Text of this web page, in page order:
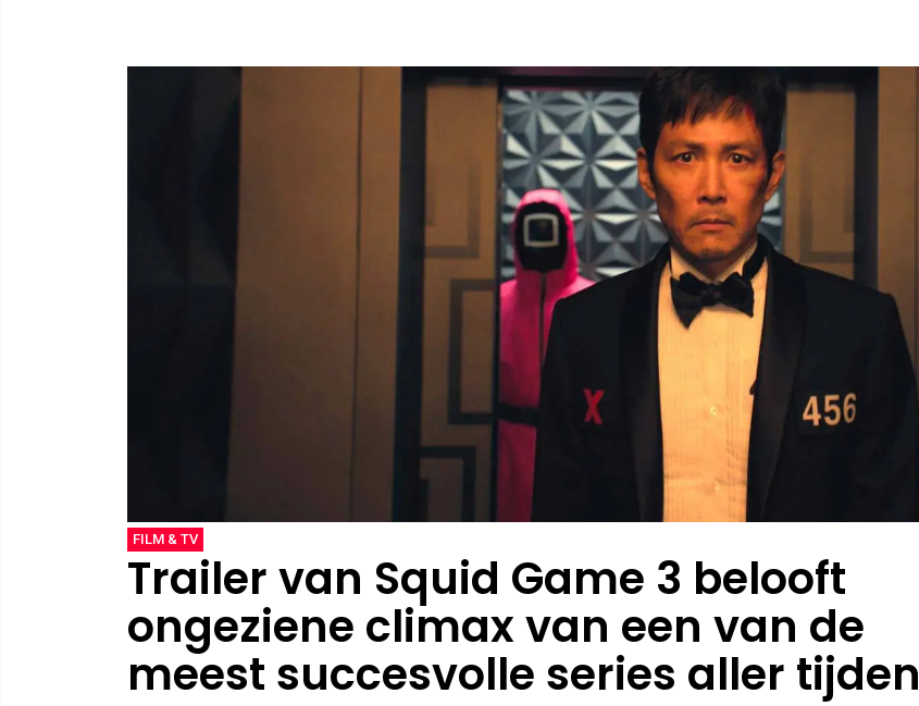
FILM & TV
Trailer van Squid Game 3 belooft
ongeziene climax van een van de
meest succesvolle series aller tijden